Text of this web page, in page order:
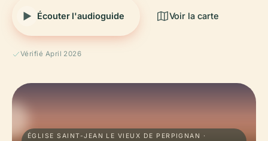
Écouter l'audioguide Voir la carte
Vérifié April 2026
ÉGLISE SAINT-JEAN LE VIEUX DE PERPIGNAN ·